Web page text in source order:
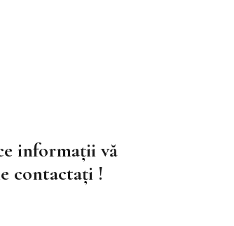
informații vă
contactați !